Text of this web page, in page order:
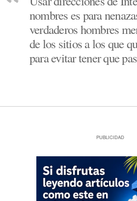
nombres es para
verdaderos hombres
de los sitios a los que
para evitar tener que
PUBLICIDAD